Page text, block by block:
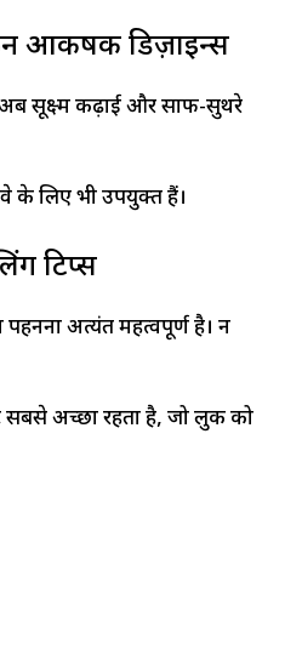
आकर्षक डिज़ाइन्स
सूक्ष्म कढ़ाई और साफ-सुथरे
के लिए भी उपयुक्त हैं।
टिप्स
अत्यंत महत्वपूर्ण है। न
सबसे अच्छा रहता है, जो लुक को